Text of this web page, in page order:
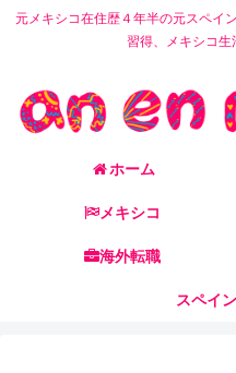
元メキシコ在住歴４年半の元スペイ
習得、メキシコ生
ホーム
メキシコ
海外転職
スペイ